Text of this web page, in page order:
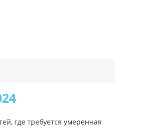
где требуется умеренная